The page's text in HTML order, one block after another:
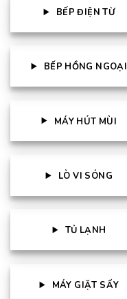
BẾP ĐIỆN TỪ
BẾP HỒNG NGOẠI
MÁY HÚT MÙI
LÒ VI SÓNG
TỦ LẠNH
MÁY GIẶT SẤY